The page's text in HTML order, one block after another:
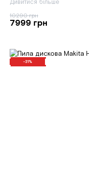
Дивитися більше
10290 грн
7999 грн
-31%